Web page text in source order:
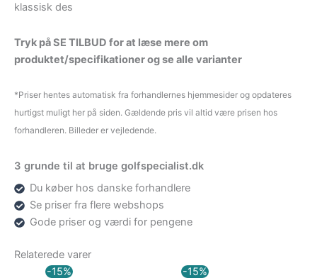
klassisk des
Tryk på SE TILBUD for at læse mere om
produktet/specifikationer og se alle varianter
*Priser hentes automatisk fra forhandlernes hjemmesider og opdateres
hurtigst muligt her på siden. Gældende pris vil altid være prisen hos
forhandleren. Billeder er vejledende.
3 grunde til at bruge golfspecialist.dk
Du køber hos danske forhandlere
Se priser fra flere webshops
Gode priser og værdi for pengene
Relaterede varer
-15%
Den
-15%
Den